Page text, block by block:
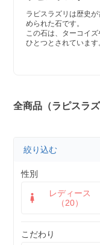
ラピスラズリは歴史
められた石です。
この石は、ターコイ
ひとつとされています
全商品（ラピスラ
絞り込む
性別
レディース
（20）
こだわり